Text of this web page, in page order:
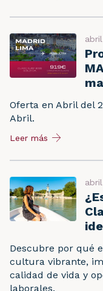
Oferta en Abril del
Abril.
Leer más
Descubre por qué
cultura vibrante,
calidad de vida y
laborales.